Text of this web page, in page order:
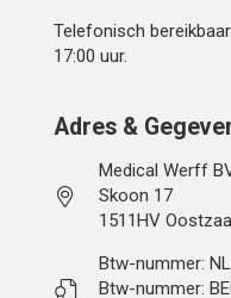
Telefonisch
17:00 uur.
Adres &
Medical Werff
Skoon 17
1511HV
Btw-nummer:
Btw-nummer: